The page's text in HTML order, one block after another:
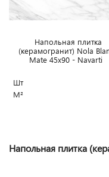
Напольная плитка
(керамогранит) Nola
Mate 45x90 - Navarti
Шт
М²
Напольная плитка